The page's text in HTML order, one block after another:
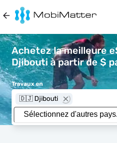
Achetez la meilleure
Djibouti à partir de $
Travaux en
🇩🇯 Djibouti